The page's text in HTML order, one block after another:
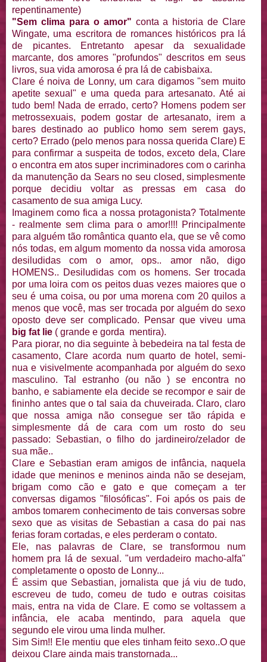
repentinamente)
"Sem clima para o amor" conta a historia de Clare
Wingate, uma escritora de romances históricos pra lá
de picantes. Entretanto apesar da sexualidade
marcante, dos amores "profundos" descritos em seus
livros, sua vida amorosa é pra lá de cabisbaixa.
Clare é noiva de Lonny, um cara digamos "sem muito
apetite sexual" e uma queda para artesanato. Até ai
tudo bem! Nada de errado, certo? Homens podem ser
metrossexuais, podem gostar de artesanato, irem a
bares destinado ao publico homo sem serem gays,
certo? Errado (pelo menos para nossa querida Clare) E
para confirmar a suspeita de todos, exceto dela, Clare
o encontra em atos super incriminadores com o carinha
da manutenção da Sears no seu closed, simplesmente
porque decidiu voltar as pressas em casa do
casamento de sua amiga Lucy.
Imaginem como fica a nossa protagonista? Totalmente
- realmente sem clima para o amor!!!! Principalmente
para alguém tão romântica quanto ela, que se vê como
nós todas, em algum momento da nossa vida amorosa
desiludidas com o amor, ops.. amor não, digo
HOMENS.. Desiludidas com os homens. Ser trocada
por uma loira com os peitos duas vezes maiores que o
seu é uma coisa, ou por uma morena com 20 quilos a
menos que você, mas ser trocada por alguém do sexo
oposto deve ser complicado. Pensar que viveu uma
big fat lie ( grande e gorda mentira).
Para piorar, no dia seguinte à bebedeira na tal festa de
casamento, Clare acorda num quarto de hotel, semi-
nua e visivelmente acompanhada por alguém do sexo
masculino. Tal estranho (ou não ) se encontra no
banho, e sabiamente ela decide se recompor e sair de
fininho antes que o tal saia da chuveirada. Claro, claro
que nossa amiga não consegue ser tão rápida e
simplesmente dá de cara com um rosto do seu
passado: Sebastian, o filho do jardineiro/zelador de
sua mãe..
Clare e Sebastian eram amigos de infância, naquela
idade que meninos e meninos ainda não se desejam,
brigam como cão e gato e que começam a ter
conversas digamos "filosóficas". Foi após os pais de
ambos tomarem conhecimento de tais conversas sobre
sexo que as visitas de Sebastian a casa do pai nas
ferias foram cortadas, e eles perderam o contato.
Ele, nas palavras de Clare, se transformou num
homem pra lá de sexual. "um verdadeiro macho-alfa"
completamente o oposto de Lonny...
É assim que Sebastian, jornalista que já viu de tudo,
escreveu de tudo, comeu de tudo e outras coisitas
mais, entra na vida de Clare. E como se voltassem a
infância, ele acaba mentindo, para aquela que
segundo ele virou uma linda mulher.
Sim Sim!! Ele mentiu que eles tinham feito sexo..O que
deixou Clare ainda mais transtornada...